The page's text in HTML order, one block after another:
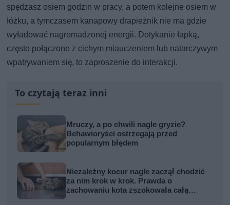
spędzasz osiem godzin w pracy, a potem kolejne osiem w
łóżku, a tymczasem kanapowy drapieżnik nie ma gdzie
wyładować nagromadzonej energii. Dotykanie łapką,
często połączone z cichym miauczeniem lub natarczywym
wpatrywaniem się, to zaproszenie do interakcji.
To czytają teraz inni
Mruczy, a po chwili nagle gryzie?
Behawioryści ostrzegają przed
popularnym błędem
Niezależny kocur nagle zaczął chodzić
za nim krok w krok. Prawda o
zachowaniu kota zszokowała całą